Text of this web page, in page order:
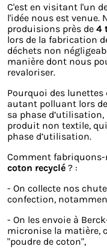
C'est en visitant l'un
l'idée nous est venue.
produisions près de 4
lors de la fabrication
déchets non
manière dont nous
revaloriser.
Pourquoi des lunettes
autant polluant lors
sa phase
produit non textile,
phase d’utilisation.
Comment
coton recyclé ? :
- On collecte nos
confection,
- On les envoie à
micronise la matière,
"poudre de coton",